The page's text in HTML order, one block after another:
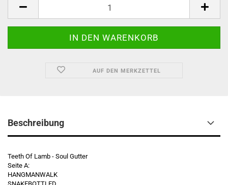
AUF DEN MERKZETTEL
Beschreibung
Teeth Of Lamb - Soul Gutter
Seite A:
HANGMANWALK